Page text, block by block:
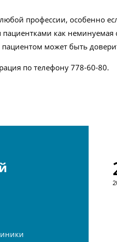
профессии, особенно
как
может быть
по телефону 778-60-80.